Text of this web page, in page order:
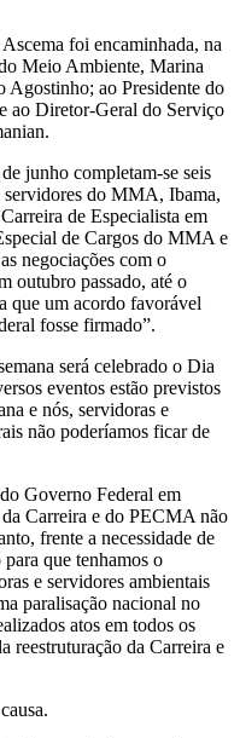
foi encaminhada, na
Meio Ambiente, Marina
Agostinho; ao Presidente do
ao Diretor-Geral do Serviço
junho completam-se seis
servidores do MMA, Ibama,
de Especialista em
de Cargos do MMA e
negociações com o
outubro passado, até o
que um acordo favorável
fosse firmado”.
será celebrado o Dia
eventos estão previstos
e nós, servidoras e
não poderíamos ficar de
Governo Federal em
Carreira e do PECMA não
frente a necessidade de
que tenhamos o
e servidores ambientais
paralisação nacional no
atos em todos os
reestruturação da Carreira e